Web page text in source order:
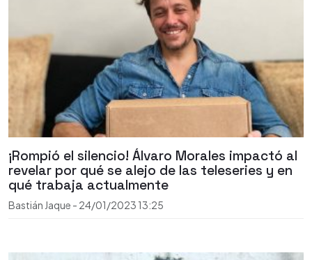
¡Rompió el silencio! Álvaro Morales impactó al
revelar por qué se alejo de las teleseries y en
qué trabaja actualmente
Bastián Jaque - 24/01/2023 13:25